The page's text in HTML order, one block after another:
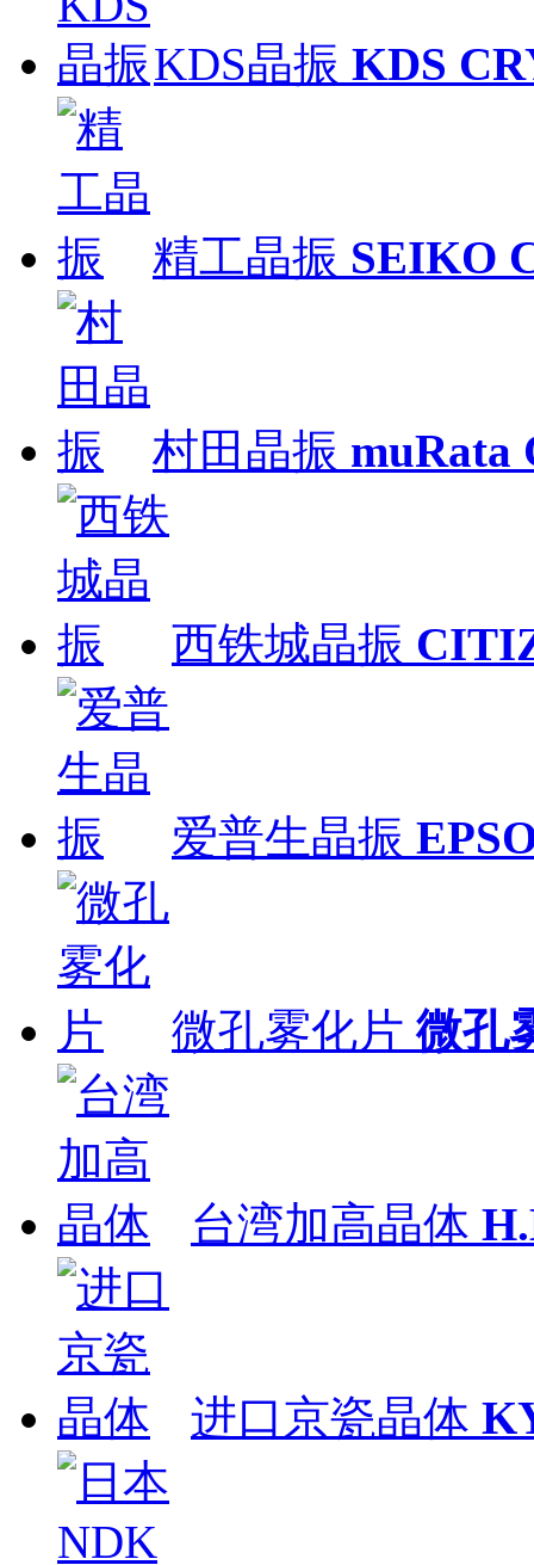
KDS晶振 KDS
精工晶振 SEIKO
村田晶振 muRata
西铁城晶振
爱普生晶振
微孔雾化片 微孔
台湾加高晶体
进口京瓷晶体